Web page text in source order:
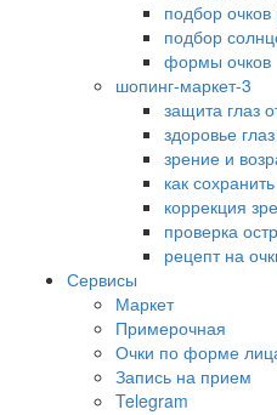
подбор очков
подбор
формы очков
шопинг-маркет-3
защита глаз
здоровье глаз
зрение и
как
коррекция
проверка
рецепт на
Сервисы
Маркет
Примерочная
Очки по форме
Запись на прием
Telegram